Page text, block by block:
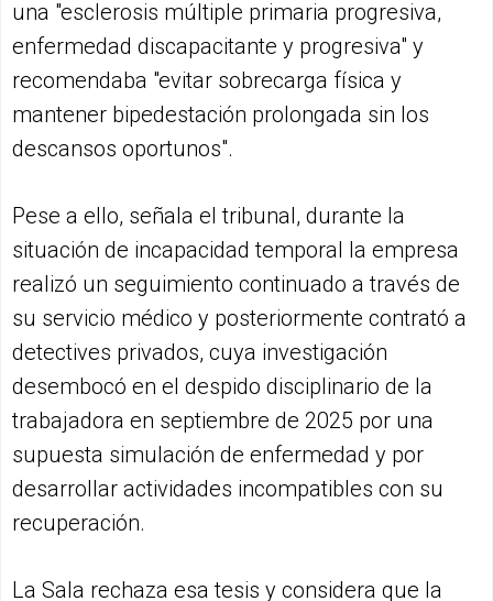
una "esclerosis múltiple primaria progresiva,
enfermedad discapacitante y progresiva" y
recomendaba "evitar sobrecarga física y
mantener bipedestación prolongada sin los
descansos oportunos".
Pese a ello, señala el tribunal, durante la
situación de incapacidad temporal la empresa
realizó un seguimiento continuado a través de
su servicio médico y posteriormente contrató a
detectives privados, cuya investigación
desembocó en el despido disciplinario de la
trabajadora en septiembre de 2025 por una
supuesta simulación de enfermedad y por
desarrollar actividades incompatibles con su
recuperación.
La Sala rechaza esa tesis y considera que la